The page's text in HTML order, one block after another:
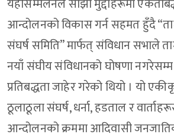
यहीँसम्मेलनले साझा मुद्दाहरूमा
आन्दोलनको विकास गर्न सहमत हुँदै
संघर्ष समिति” मार्फत् संविधान सभाले
नयाँ संघीय संविधानको घोषणा
प्रतिबद्धता जाहेर गरेको थियो । यो
ठूलाठूला संघर्ष, धर्ना, हडताल र
आन्दोलनको क्रममा आदिवासी